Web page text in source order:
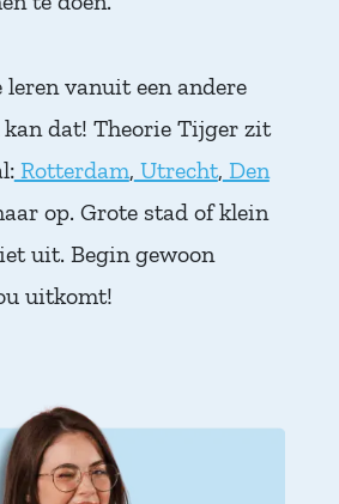
vanuit een andere
dat! Theorie Tijger zit
Rotterdam, Utrecht, Den
op. Grote stad of klein
uit. Begin gewoon
uitkomt!